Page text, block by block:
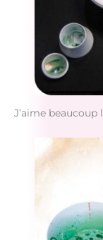
J’aime beaucoup